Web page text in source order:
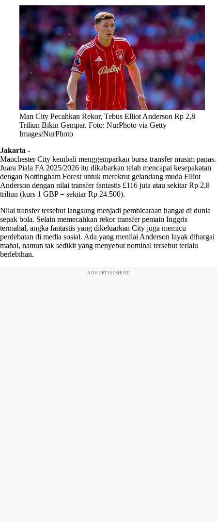
Man City Pecahkan Rekor, Tebus Elliot Anderson Rp 2,8
Triliun Bikin Gempar. Foto: NurPhoto via Getty
Images/NurPhoto
Jakarta -
Manchester City kembali menggemparkan bursa transfer musim panas.
Juara Piala FA 2025/2026 itu dikabarkan telah mencapai kesepakatan
dengan Nottingham Forest untuk merekrut gelandang muda Elliot
Anderson dengan nilai transfer fantastis £116 juta atau sekitar Rp 2,8
triliun (kurs 1 GBP = sekitar Rp 24.500).
Nilai transfer tersebut langsung menjadi pembicaraan hangat di dunia
sepak bola. Selain memecahkan rekor transfer pemain Inggris
termahal, angka fantastis yang dikeluarkan City juga memicu
perdebatan di media sosial. Ada yang menilai Anderson layak dihargai
mahal, namun tak sedikit yang menyebut nominal tersebut terlalu
berlebihan.
ADVERTISEMENT